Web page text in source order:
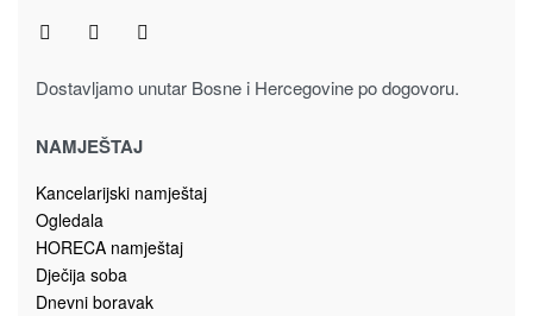
Dostavljamo unutar Bosne i Hercegovine po dogovoru.
NAMJEŠTAJ
Kancelarijski namještaj
Ogledala
HORECA namještaj
Dječija soba
Dnevni boravak